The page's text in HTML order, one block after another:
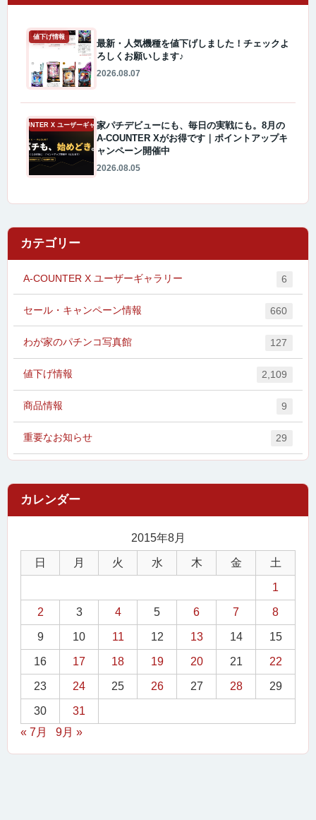
値下げ情報
最新・人気機種を値下げしました！チェックよ
ろしくお願いします♪
2026.08.07
A-COUNTER X ユーザーギャラリー家パチデビューにも、毎日の実戦にも。8月の
A-COUNTER Xがお得です｜ポイントアップキ
ャンペーン開催中
2026.08.05
カテゴリー
A-COUNTER X ユーザーギャラリー 6
セール・キャンペーン情報 660
わが家のパチンコ写真館 127
値下げ情報 2,109
商品情報 9
重要なお知らせ 29
2015年8月
日 月 火 水 木 金 土
1
2 3 4 5 6 7 8
9 10 11 12 13 14 15
16 17 18 19 20 21 22
23 24 25 26 27 28 29
30
31
« 7月
9月 »